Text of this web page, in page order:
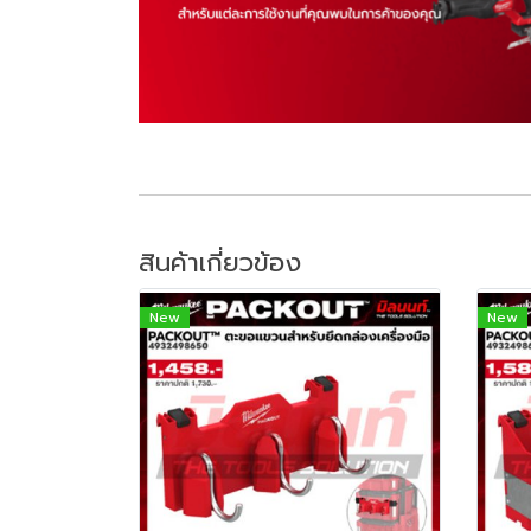
สินค้าเกี่ยวข้อง
New New